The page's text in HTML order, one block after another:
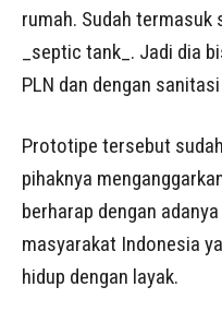
rumah. Sudah termasuk
_septic tank_. Jadi dia
PLN dan dengan
Prototipe tersebut
pihaknya
berharap dengan
masyarakat Indonesia
hidup dengan layak.